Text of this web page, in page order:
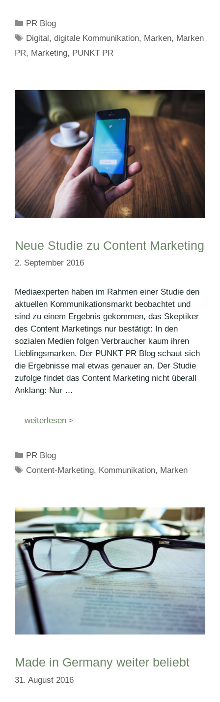
Kategorien
PR Blog
Schlagwörter
Digital,digitale Kommunikation, Marken, Marken
PR, Marketing, PUNKT PR
Neue Studie zu Content Marketing
2. September 2016
Mediaexperten haben im Rahmen einer Studie den
aktuellen Kommunikationsmarkt beobachtet und
sind zu einem Ergebnis gekommen, das Skeptiker
des Content Marketings nur bestätigt: In den
sozialen Medien folgen Verbraucher kaum ihren
Lieblingsmarken. Der PUNKT PR Blog schaut sich
die Ergebnisse mal etwas genauer an. Der Studie
zufolge findet das Content Marketing nicht überall
Anklang: Nur …
weiterlesen >
Kategorien
PR Blog
Schlagwörter
Content-Marketing, Kommunikation, Marken
Made in Germany weiter beliebt
31. August 2016